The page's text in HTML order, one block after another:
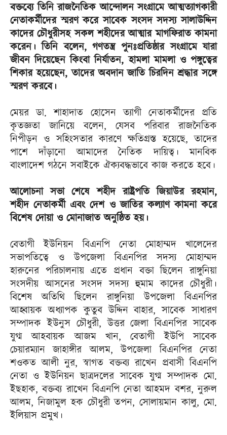
বক্তব্যে তিনি রাজনৈতিক আন্দোলন সংগ্রামে আত্মত্যাগকারী
নেতাকর্মীদের স্মরণ করে সাবেক সংসদ সদস্য সালাউদ্দিন
কাদের চৌধুরীসহ সকল শহীদের আত্মার মাগফিরাত কামনা
করেন। তিনি বলেন, গণতন্ত্র পুনঃপ্রতিষ্ঠার সংগ্রামে যারা
জীবন দিয়েছেন কিংবা নির্যাতন, হামলা মামলা ও পঙ্গুত্বের
শিকার হয়েছেন, তাদের অবদান জাতি চিরদিন শ্রদ্ধার সঙ্গে
স্মরণ করবে।
মেয়র ডা. শাহাদাত হোসেন ত্যাগী নেতাকর্মীদের প্রতি
কৃতজ্ঞতা জানিয়ে বলেন, যেসব পরিবার রাজনৈতিক
নিপীড়ন ও সহিংসতার কারণে ক্ষতিগ্রস্ত হয়েছে, তাদের
পাশে দাঁড়ানো আমাদের নৈতিক দায়িত্ব। মানবিক
বাংলাদেশ গঠনে সবাইকে ঐক্যবদ্ধভাবে কাজ করতে হবে।
আলোচনা সভা শেষে শহীদ রাষ্ট্রপতি জিয়াউর রহমান,
শহীদ নেতাকর্মী এবং দেশ ও জাতির কল্যাণ কামনা করে
বিশেষ দোয়া ও মোনাজাত অনুষ্ঠিত হয়।
বেতাগী ইউনিয়ন বিএনপি নেতা মোহাম্মদ খালেদের
সভাপতিত্বে ও উপজেলা বিএনপির সদস্য মোহাম্মদ
হারুনের পরিচালনায় এতে প্রধান বক্তা ছিলেন রাঙ্গুনিয়া
সংসদীয় আসনের সংসদ সদস্য হুমাম কাদের চৌধুরী।
বিশেষ অতিথি ছিলেন রাঙ্গুনিয়া উপজেলা বিএনপির
আহ্বায়ক অধ্যাপক কুতুব উদ্দিন বাহার, সাবেক সাধারণ
সম্পাদক ইউনুস চৌধুরী, উত্তর জেলা বিএনপির সাবেক
যুগ্ম আহবায়ক আজম খান, বেতাগী ইউপি সাবেক
চেয়ারম্যান জাহাঙ্গীর আলম, উপজেলা বিএনপির নেতা
শওকত আলী নুর, স্বাগত বক্তব্য রাখেন প্রবাসী বিএনপি
নেতা ও ইউনিয়ন ছাত্রদলের সাবেক যুগ্ম সম্পাদক মো.
ইছহাক, বক্তব্য রাখেন বিএনপি নেতা আহমদ বশর, নুরুল
আলম, নিজামুল হক চৌধুরী তপন, সোলায়মান কালু, মো.
ইলিয়াস প্রমুখ।